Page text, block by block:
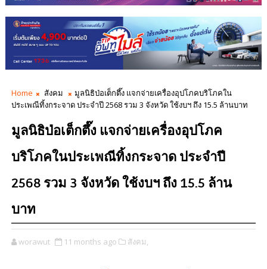
Home สังคม
มูลนิธิป่อเต็กตึ๊ง แจกจ่ายเครื่องอุปโภคบริโภคใน
ประเพณีทิ้งกระจาด ประจำปี 2568 รวม 3 จังหวัด ใช้งบฯ ถึง 15.5 ล้านบาท
มูลนิธิป่อเต็กตึ๊ง แจกจ่ายเครื่องอุปโภค
บริโภคในประเพณีทิ้งกระจาด ประจำปี
2568 รวม 3 จังหวัด ใช้งบฯ ถึง 15.5 ล้าน
บาท
worawut 11 months ago สังคม,